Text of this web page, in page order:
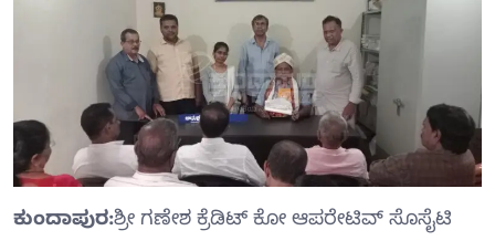
ಕುಂದಾಪುರ:ಶ್ರೀ ಗಣೇಶ ಕ್ರೆಡಿಟ್ ಕೋ ಆಪರೇಟಿವ್ ಸೊಸೈಟಿ